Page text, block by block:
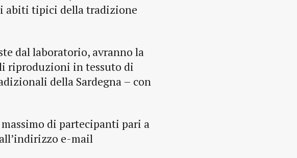
abiti tipici della tradizione
dal laboratorio, avranno la
riproduzioni in tessuto di
della Sardegna – con
di partecipanti pari a
e-mail